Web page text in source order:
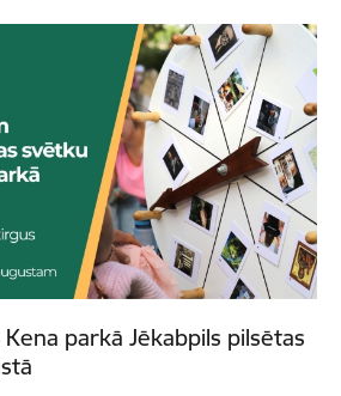
parkā Jēkabpils pilsētas